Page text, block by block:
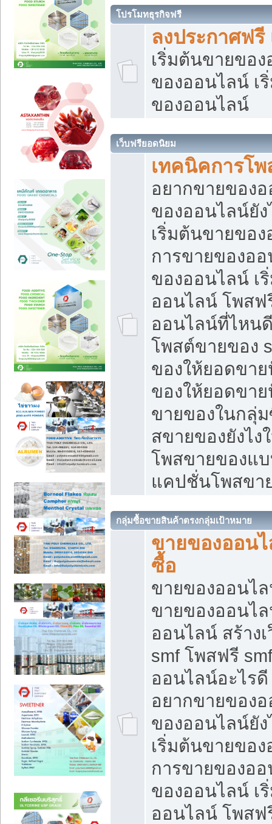
โปรโมทธุรกิจฟรี
ลงประกาศฟรี
เริ่มต้นขายขอ
ของออนไลน์ เ
ของออนไลน์
เว็บฟรียอดนิยม
เทคนิคการโ
อยากขายของ
ของออนไลน์ยั
เริ่มต้นขายของ
การขายของอ
ของออนไลน์ เ
ออนไลน์ โพสฟ
ออนไลน์ที่ไหน
โพสต์ขายของ
ของให้ยอดขา
ของให้ยอดขา
ขายของในกลุ่
สขายของยังไ
โพสขายของแ
แคปชั่นโพสขา
กลุ่มซื้อขายสินค้าตรงกลุ่มเป้าหมาย
ขายของออน
ซื้อ
ขายของออนไล
ขายของออนไ
ออนไลน์ สร้าง
smf โพสฟรี
ออนไลน์อะไร
อยากขายของ
ของออนไลน์ยั
เริ่มต้นขายของ
การขายของอ
ของออนไลน์ เ
ออนไลน์ โพส